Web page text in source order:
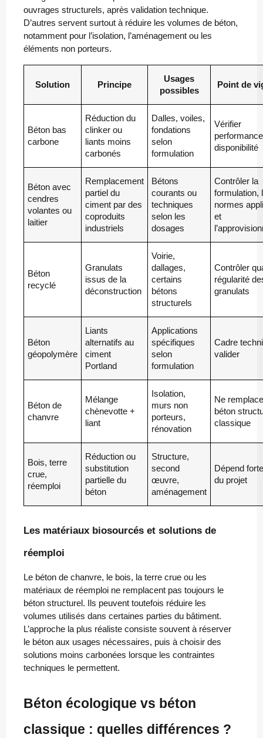
ouvrages structurels, après validation technique.
D’autres servent surtout à réduire les volumes de béton,
notamment pour l’isolation, l’aménagement ou les
éléments non porteurs.
Solution Principe
Usages
possibles
Point de
Béton bas
carbone
Réduction du
clinker ou
liants moins
carbonés
Dalles, voiles,
fondations
selon
formulation
Vérifier
disponibilité
Béton avec
cendres
volantes ou
laitier
Remplacement
partiel du
ciment par des
coproduits
industriels
Bétons
courants ou
techniques
selon les
dosages
Contrôler la
formulation,
normes
et
Béton
recyclé
Granulats
issus de la
déconstruction
Voirie,
dallages,
certains
bétons
structurels
Contrôler
régularité
granulats
Béton
géopolymère
Liants
alternatifs au
ciment
Portland
Applications
spécifiques
selon
formulation
Cadre
valider
Béton de
chanvre
Mélange
chènevotte +
liant
Isolation,
murs non
porteurs,
rénovation
Ne
béton
classique
Bois, terre
crue,
réemploi
Réduction ou
substitution
partielle du
béton
Structure,
second
œuvre,
aménagement
Dépend
du projet
Les matériaux biosourcés et solutions de
réemploi
Le béton de chanvre, le bois, la terre crue ou les
matériaux de réemploi ne remplacent pas toujours le
béton structurel. Ils peuvent toutefois réduire les
volumes utilisés dans certaines parties du bâtiment.
L’approche la plus réaliste consiste souvent à réserver
le béton aux usages nécessaires, puis à choisir des
solutions moins carbonées lorsque les contraintes
techniques le permettent.
Béton écologique vs béton
classique : quelles différences ?